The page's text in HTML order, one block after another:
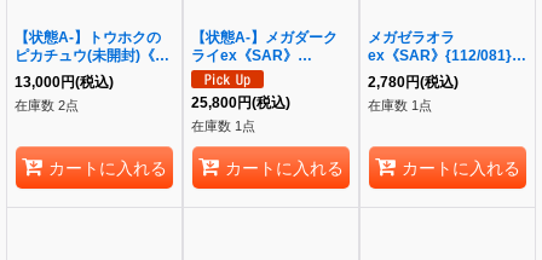
【状態A-】トウホクの
ピカチュウ(未開封)《-》
{260/SV-P}[-]
13,000円(税込)
在庫数 2点
カートに入れる
【状態A-】メガダーク
ライex《SAR》
{114/081}[M5]
25,800円(税込)
在庫数 1点
カートに入れる
メガゼラオラ
ex《SAR》{112/081}
[M5]
2,780円(税込)
在庫数 1点
カートに入れる